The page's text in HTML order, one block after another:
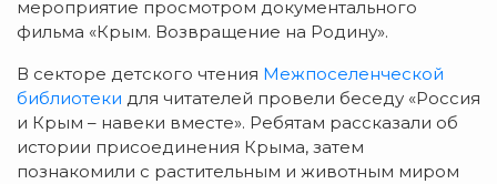
мероприятие просмотром документального
фильма «Крым. Возвращение на Родину».
В секторе детского чтения Межпоселенческой
библиотеки для читателей провели беседу «Россия
и Крым – навеки вместе». Ребятам рассказали об
истории присоединения Крыма, затем
познакомили с растительным и животным миром